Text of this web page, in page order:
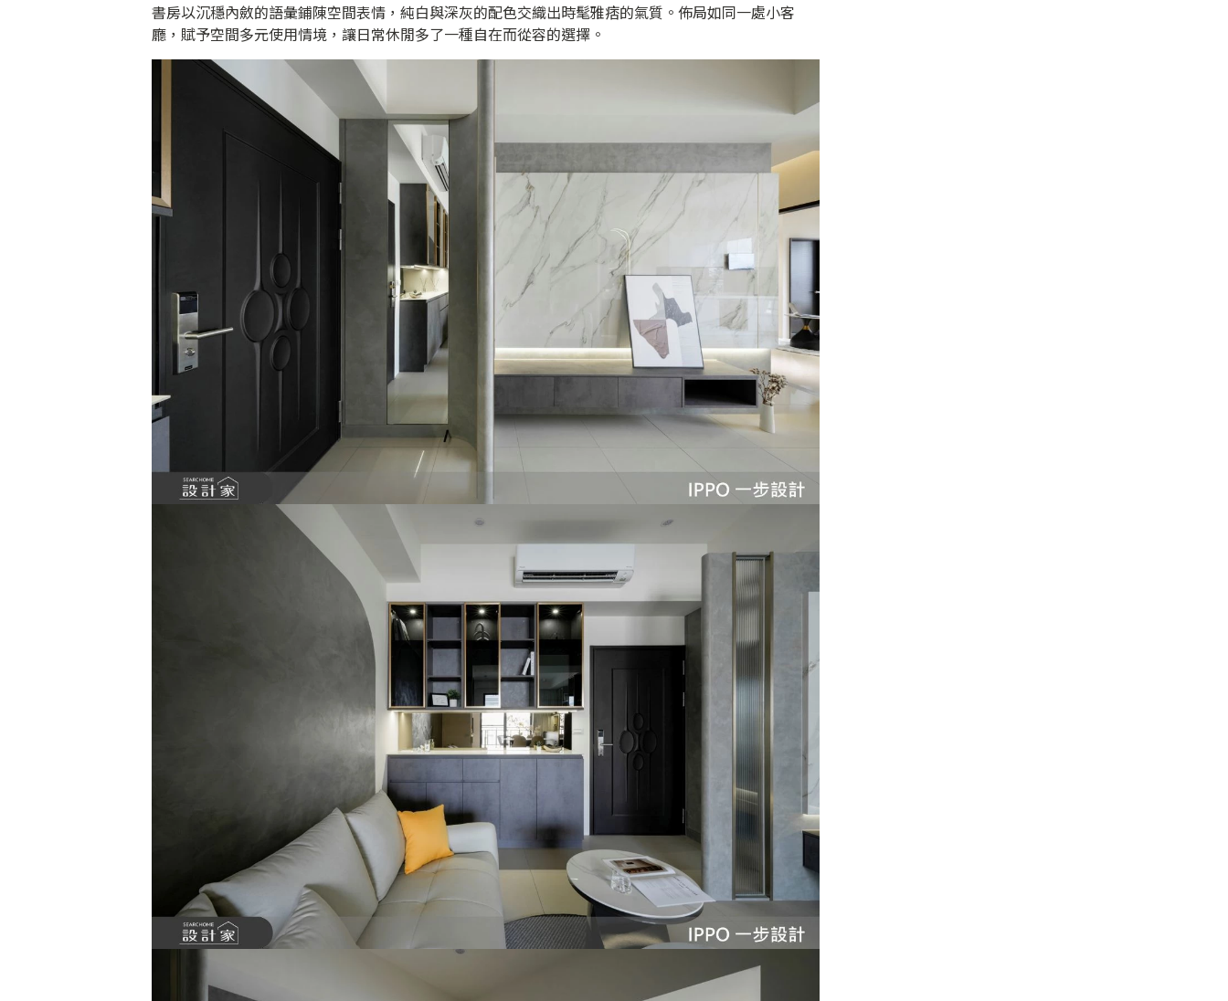
書房以沉穩內斂的語彙鋪陳空間表情，純白與深灰的配色交織出時髦雅痞的氣質。佈局如同一處小客
廳，賦予空間多元使用情境，讓日常休閒多了一種自在而從容的選擇。